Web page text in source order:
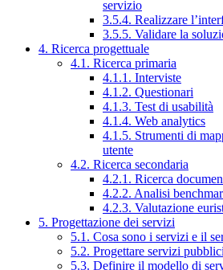
servizio
3.5.4. Realizzare
3.5.5. Validare la
4. Ricerca progettuale
4.1. Ricerca primaria
4.1.1. Interviste
4.1.2. Questionari
4.1.3. Test di usabilità
4.1.4. Web analytics
4.1.5. Strumenti di
utente
4.2. Ricerca secondaria
4.2.1. Ricerca
4.2.2. Analisi
4.2.3. Valutazione
5. Progettazione dei servizi
5.1. Cosa sono i servizi e il
5.2. Progettare servizi
5.3. Definire il modello di